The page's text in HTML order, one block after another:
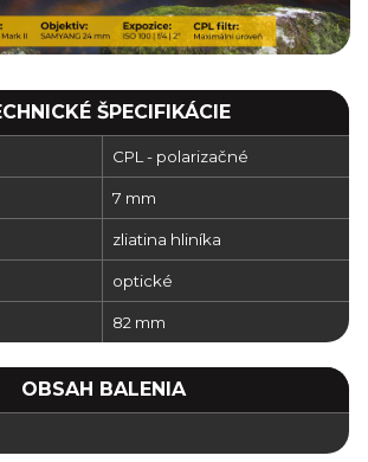
ŠPECIFIKÁCIE
CPL - polarizačné
7 mm
zliatina hliníka
optické
82 mm
OBSAH BALENIA